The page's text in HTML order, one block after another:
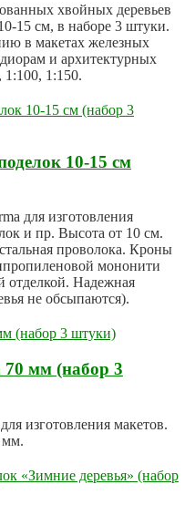
хвойных деревьев
15 см, в наборе 3 штуки.
в макетах железных
и архитектурных
1:100, 1:150.
10-15 см
для изготовления
и пр. Высота от 10 см.
проволока. Кроны
мононити
отделкой. Надежная
не обсыпаются).
70 мм (набор 3
изготовления макетов.
мм.